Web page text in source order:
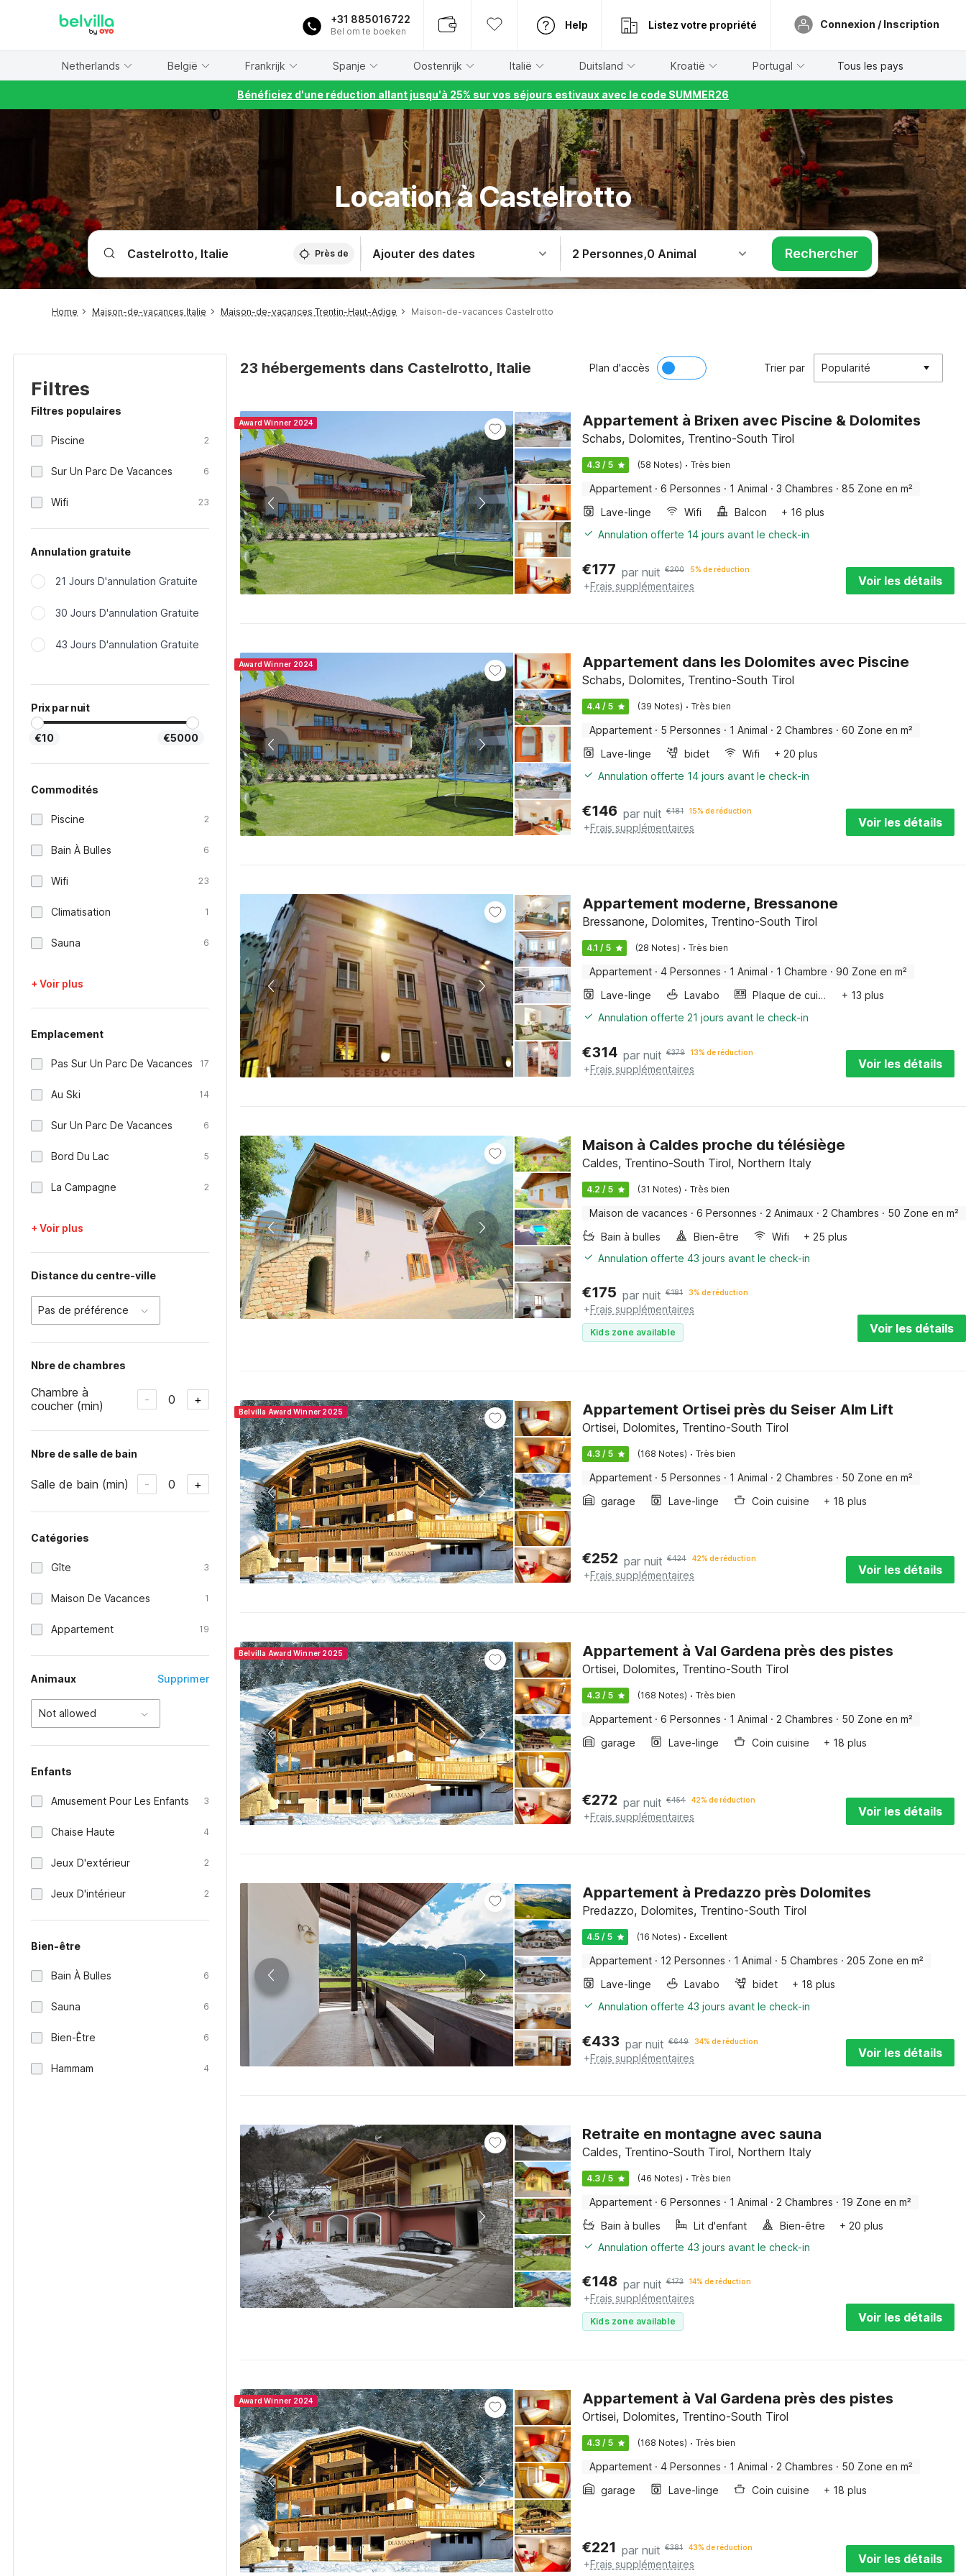
+31 885016722
Bel om te boeken
Help Listez votre propriété Connexion / Inscription
Netherlands België Frankrijk Spanje Oostenrijk Italië Duitsland Kroatië Portugal Tous les pays
Bénéficiez d'une réduction allant jusqu'à 25% sur vos séjours estivaux avec le code SUMMER26
Location à Castelrotto
Près de Ajouter des dates 2 Personnes,0 Animal Rechercher
Home Maison-de-vacances Italie Maison-de-vacances Trentin-Haut-Adige Maison-de-vacances Castelrotto
Filtres
Filtres populaires
Piscine 2
Sur Un Parc De Vacances 6
Wifi 23
Annulation gratuite
21 Jours D'annulation Gratuite
30 Jours D'annulation Gratuite
43 Jours D'annulation Gratuite
Prix par nuit
€10 €5000
Commodités
Piscine 2
Bain À Bulles 6
Wifi 23
Climatisation 1
Sauna 6
+ Voir plus
Emplacement
Pas Sur Un Parc De Vacances 17
Au Ski 14
Sur Un Parc De Vacances 6
Bord Du Lac 5
La Campagne 2
+ Voir plus
Distance du centre-ville
Pas de préférence
Nbre de chambres
Chambre à
coucher (min)
- 0 +
Nbre de salle de bain
Salle de bain (min) - 0 +
Catégories
Gîte 3
Maison De Vacances 1
Appartement 19
Animaux Supprimer
Not allowed
Enfants
Amusement Pour Les Enfants 3
Chaise Haute 4
Jeux D'extérieur 2
Jeux D'intérieur 2
Bien-être
Bain À Bulles 6
Sauna 6
Bien-Être 6
Hammam 4
23 hébergements dans Castelrotto, Italie Plan d'accès Trier par Popularité
Award Winner 2024 Appartement à Brixen avec Piscine & Dolomites
Schabs, Dolomites, Trentino-South Tirol
4.3 / 5 (58 Notes) · Très bien
Appartement · 6 Personnes · 1 Animal · 3 Chambres · 85 Zone en m²
Lave-linge
Wifi Balcon
+ 16 plus
Annulation offerte 14 jours avant le check-in
€177 par nuit €200 5% de réduction
+Frais supplémentaires Voir les détails
Award Winner 2024 Appartement dans les Dolomites avec Piscine
Schabs, Dolomites, Trentino-South Tirol
4.4 / 5 (39 Notes) · Très bien
Appartement · 5 Personnes · 1 Animal · 2 Chambres · 60 Zone en m²
Lave-linge
bidet Wifi
+ 20 plus
Annulation offerte 14 jours avant le check-in
€146 par nuit €181 15% de réduction
+Frais supplémentaires Voir les détails
Appartement moderne, Bressanone
Bressanone, Dolomites, Trentino-South Tirol
4.1 / 5 (28 Notes) · Très bien
Appartement · 4 Personnes · 1 Animal · 1 Chambre · 90 Zone en m²
Lave-linge
Lavabo Plaque de cuisson
+ 13 plus
Annulation offerte 21 jours avant le check-in
€314 par nuit €379 13% de réduction
+Frais supplémentaires Voir les détails
Maison à Caldes proche du télésiège
Caldes, Trentino-South Tirol, Northern Italy
4.2 / 5 (31 Notes) · Très bien
Maison de vacances · 6 Personnes · 2 Animaux · 2 Chambres · 50 Zone en m²
Bain à bulles
Bien-être Wifi
+ 25 plus
Annulation offerte 43 jours avant le check-in
€175 par nuit €181 3% de réduction
+Frais supplémentaires
Kids zone available Voir les détails
Belvilla Award Winner 2025 Appartement Ortisei près du Seiser Alm Lift
Ortisei, Dolomites, Trentino-South Tirol
4.3 / 5 (168 Notes) · Très bien
Appartement · 5 Personnes · 1 Animal · 2 Chambres · 50 Zone en m²
garage
Lave-linge Coin cuisine + 18 plus
€252 par nuit €424 42% de réduction
+Frais supplémentaires Voir les détails
Belvilla Award Winner 2025 Appartement à Val Gardena près des pistes
Ortisei, Dolomites, Trentino-South Tirol
4.3 / 5 (168 Notes) · Très bien
Appartement · 6 Personnes · 1 Animal · 2 Chambres · 50 Zone en m²
garage
Lave-linge Coin cuisine + 18 plus
€272 par nuit €454 42% de réduction
+Frais supplémentaires Voir les détails
Appartement à Predazzo près Dolomites
Predazzo, Dolomites, Trentino-South Tirol
4.5 / 5 (16 Notes) · Excellent
Appartement · 12 Personnes · 1 Animal · 5 Chambres · 205 Zone en m²
Lave-linge
Lavabo bidet
+ 18 plus
Annulation offerte 43 jours avant le check-in
€433 par nuit €649 34% de réduction
+Frais supplémentaires Voir les détails
Retraite en montagne avec sauna
Caldes, Trentino-South Tirol, Northern Italy
4.3 / 5 (46 Notes) · Très bien
Appartement · 6 Personnes · 1 Animal · 2 Chambres · 19 Zone en m²
Bain à bulles
Lit d'enfant Bien-être
+ 20 plus
Annulation offerte 43 jours avant le check-in
€148 par nuit €173 14% de réduction
+Frais supplémentaires
Kids zone available Voir les détails
Award Winner 2024 Appartement à Val Gardena près des pistes
Ortisei, Dolomites, Trentino-South Tirol
4.3 / 5 (168 Notes) · Très bien
Appartement · 4 Personnes · 1 Animal · 2 Chambres · 50 Zone en m²
garage
Lave-linge Coin cuisine + 18 plus
€221 par nuit €381 43% de réduction
+Frais supplémentaires Voir les détails